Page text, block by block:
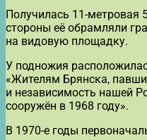
Получилась 11-метровая
стороны её обрамляли
на видовую площадку.
У подножия
«Жителям Брянска,
и независимость нашей
сооружён в 1968 году».
В 1970-е годы